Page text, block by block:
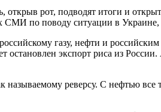
открыв рот, подводят итоги и
по поводу ситуации в Украине,
газу, нефти и
остановлен экспорт риса из
реверсу. С нефтью